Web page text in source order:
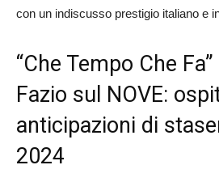
con un indiscusso prestigio italiano e
“Che Tempo Che
Fazio sul NOVE:
anticipazioni di
2024